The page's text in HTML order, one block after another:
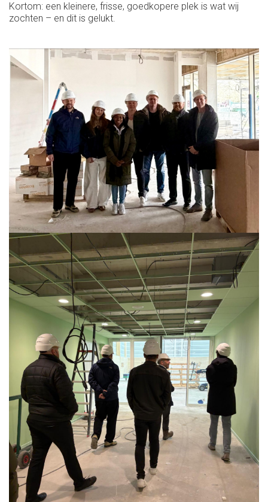
Kortom: een kleinere, frisse, goedkopere plek is wat wij
zochten – en dit is gelukt.